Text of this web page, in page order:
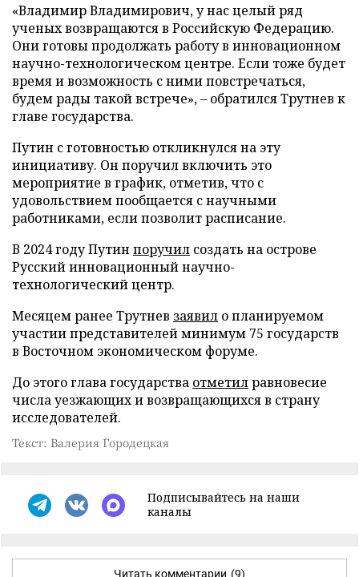
«Владимир Владимирович, у нас целый ряд
ученых возвращаются в Российскую Федерацию.
Они готовы продолжать работу в инновационном
научно-технологическом центре. Если тоже будет
время и возможность с ними повстречаться,
будем рады такой встрече», – обратился Трутнев к
главе государства.
Путин с готовностью откликнулся на эту
инициативу. Он поручил включить это
мероприятие в график, отметив, что с
удовольствием пообщается с научными
работниками, если позволит расписание.
В 2024 году Путин поручил создать на острове
Русский инновационный научно-
технологический центр.
Месяцем ранее Трутнев заявил о планируемом
участии представителей минимум 75 государств
в Восточном экономическом форуме.
До этого глава государства отметилравновесие
числа уезжающих и возвращающихся в страну
исследователей.
Текст: Валерия Городецкая
Подписывайтесь на наши
каналы
Читать комментарии (9)